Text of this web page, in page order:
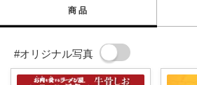
商品
#オリジナル写真